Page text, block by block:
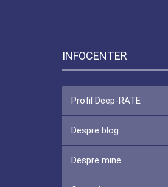
INFOCENTER
Profil Deep-RATE
Despre blog
Despre mine